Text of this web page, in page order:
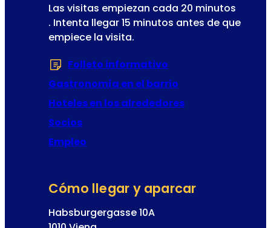
e
r
e
a
Las visitas empiezan cada 20 minutos
. Intenta llegar 15 minutos antes de que
empiece la visita.
Folleto informativo
Gastronomía en el barrio
Hoteles en los alrededores
Socios
Empleo
Cómo llegar y aparcar
Habsburgergasse 10A